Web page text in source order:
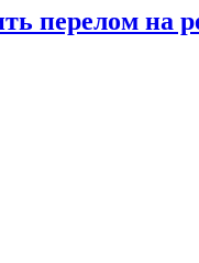
перелом на